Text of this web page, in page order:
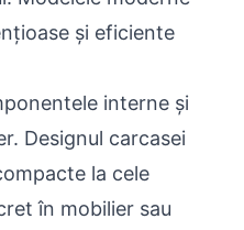
și eficiente
interne și
Designul carcasei
la cele
în mobilier sau